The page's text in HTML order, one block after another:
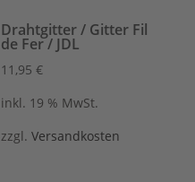
Drahtgitter / Gitter Fil
de Fer / JDL
11,95€
inkl. 19 % MwSt.
zzgl.Versandkosten